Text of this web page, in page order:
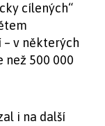
cílených“
v některých
500 000
i na další